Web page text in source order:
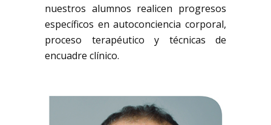
nuestros alumnos realicen progresos
específicos en autoconciencia corporal,
proceso terapéutico y técnicas de
encuadre clínico.